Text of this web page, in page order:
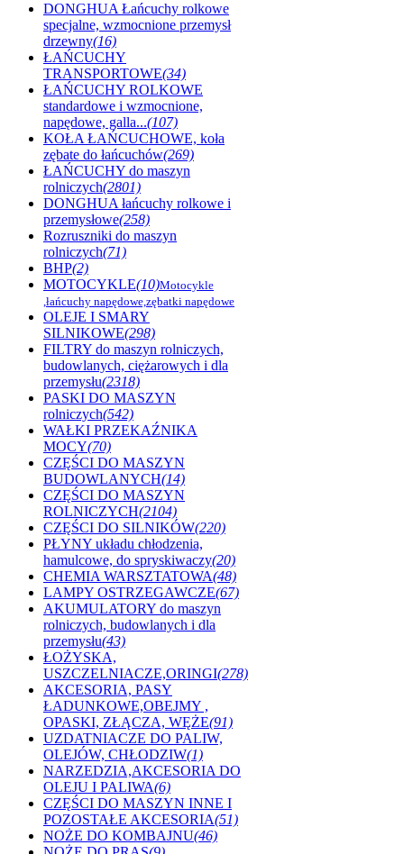
DONGHUA Łańcuchy rolkowe
specjalne, wzmocnione przemysł
drzewny(16)
ŁAŃCUCHY
TRANSPORTOWE(34)
ŁAŃCUCHY ROLKOWE
standardowe i wzmocnione,
napędowe, galla...(107)
KOŁA ŁAŃCUCHOWE, koła
zębate do łańcuchów(269)
ŁAŃCUCHY do maszyn
rolniczych(2801)
DONGHUA łańcuchy rolkowe i
przemysłowe(258)
Rozruszniki do maszyn
rolniczych(71)
BHP(2)
MOTOCYKLE(10)Motocykle
,łańcuchy napędowe,zębatki napędowe
OLEJE I SMARY
SILNIKOWE(298)
FILTRY do maszyn rolniczych,
budowlanych, ciężarowych i dla
przemysłu(2318)
PASKI DO MASZYN
rolniczych(542)
WAŁKI PRZEKAŹNIKA
MOCY(70)
CZĘŚCI DO MASZYN
BUDOWLANYCH(14)
CZĘŚCI DO MASZYN
ROLNICZYCH(2104)
CZĘŚCI DO SILNIKÓW(220)
PŁYNY układu chłodzenia,
hamulcowe, do spryskiwaczy(20)
CHEMIA WARSZTATOWA(48)
LAMPY OSTRZEGAWCZE(67)
AKUMULATORY do maszyn
rolniczych, budowlanych i dla
przemysłu(43)
ŁOŻYSKA,
USZCZELNIACZE,ORINGI(278)
AKCESORIA, PASY
ŁADUNKOWE,OBEJMY ,
OPASKI, ZŁĄCZA, WĘŻE(91)
UZDATNIACZE DO PALIW,
OLEJÓW, CHŁODZIW(1)
NARZEDZIA,AKCESORIA DO
OLEJU I PALIWA(6)
CZĘŚCI DO MASZYN INNE I
POZOSTAŁE AKCESORIA(51)
NOŻE DO KOMBAJNU(46)